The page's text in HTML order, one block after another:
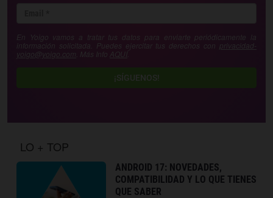
En Yoigo vamos a tratar tus datos para enviarte periódicamente la
información solicitada. Puedes ejercitar tus derechos con privacidad-
yoigo@yoigo.com . Más Info AQUÍ
¡SÍGUENOS!
LO + TOP
ANDROID 17: NOVEDADES,
COMPATIBILIDAD Y LO QUE TIENES
QUE SABER